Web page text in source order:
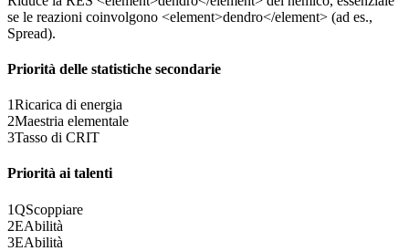
se le reazioni coinvolgono <element>dendro</element> (ad es.,
Spread).
Priorità delle statistiche secondarie
1Ricarica di energia
2Maestria elementale
3Tasso di CRIT
Priorità ai talenti
1QScoppiare
2EAbilità
3EAbilità